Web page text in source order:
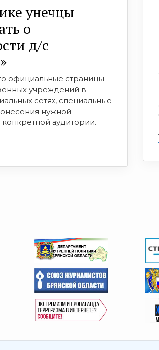
унечцы
о
д/с
официальные страницы
учреждений в
сетях, специальные
нужной
аудитории.